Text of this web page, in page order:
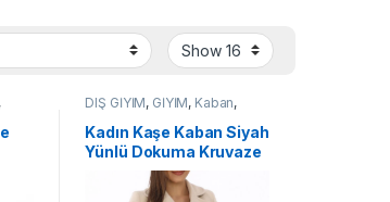
,
DIŞ GİYİM, GİYİM, Kaban,
KADIN
Kadın Kaşe Kaban Siyah
Yünlü Dokuma Kruvaze
Yaka Astarlı Cepli
Kuşaklı Uzun Boy – Bej